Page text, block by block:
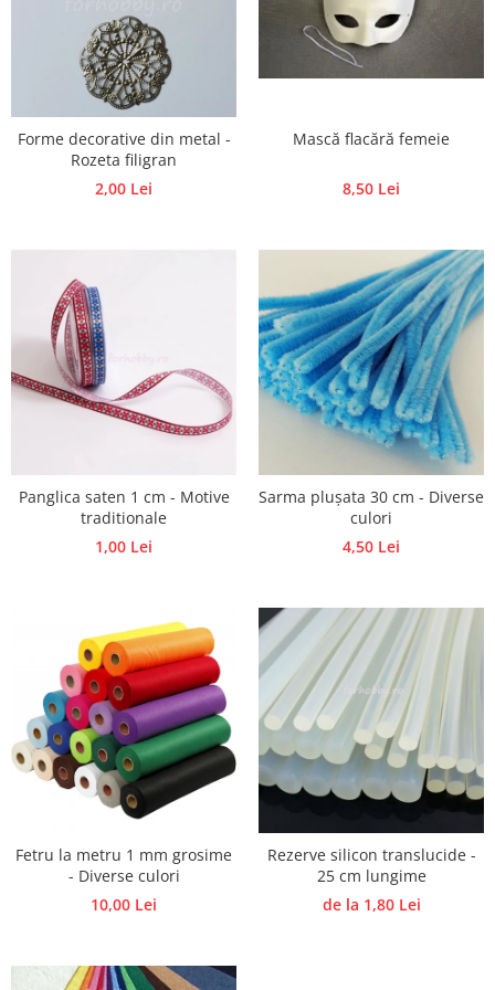
Carton/Hartie efecte speciale
Carton/Hartie Scrapbooking
Carton/Hartie unicolor
Hartie creponata
Carton
Rame, albume, notesuri
Masti
Forme/Figurine carton
Dantela
Panglici craciun
Platouri
Sticlute
Altele
Stampile, sigilii
Baze stampile
Stampile silicon
Ustensile, aparate
Forme decorative din metal -
Rozeta filigran
2,00 Lei
Mască flacără femeie
8,50 Lei
Panglica saten 1 cm - Motive
traditionale
1,00 Lei
Sarma plușata 30 cm - Diverse
culori
4,50 Lei
Fetru la metru 1 mm grosime
- Diverse culori
10,00 Lei
Rezerve silicon translucide -
25 cm lungime
de la 1,80 Lei